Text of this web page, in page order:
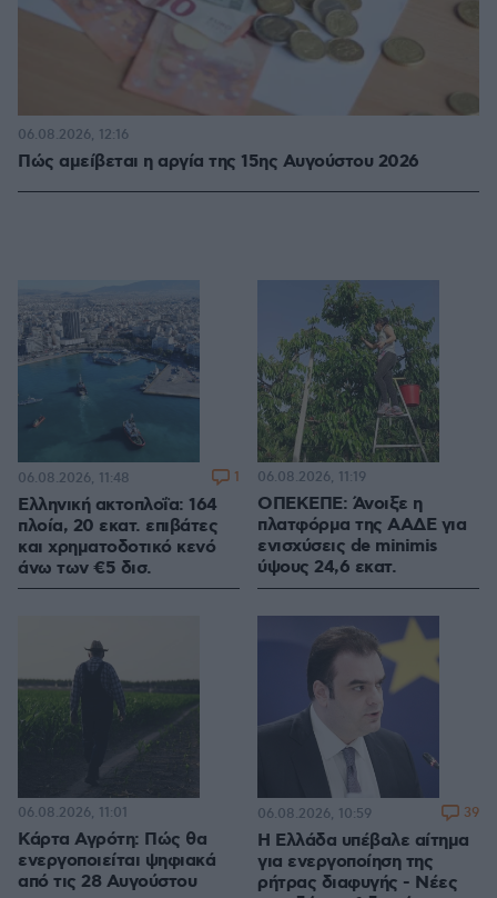
Πώς αμείβεται η αργία της 15ης Αυγούστου 2026
06.08.2026, 12:16
Ελληνική ακτοπλοΐα: 164
πλοία, 20 εκατ. επιβάτες
και χρηματοδοτικό κενό
άνω των €5 δισ.
06.08.2026, 11:48 1
ΟΠΕΚΕΠΕ: Άνοιξε η
πλατφόρμα της ΑΑΔΕ για
ενισχύσεις de minimis
ύψους 24,6 εκατ.
06.08.2026, 11:19
Κάρτα Αγρότη: Πώς θα
ενεργοποιείται ψηφιακά
από τις 28 Αυγούστου
06.08.2026, 11:01
Η Ελλάδα υπέβαλε αίτημα
για ενεργοποίηση της
ρήτρας διαφυγής - Νέες
06.08.2026, 10:59 39